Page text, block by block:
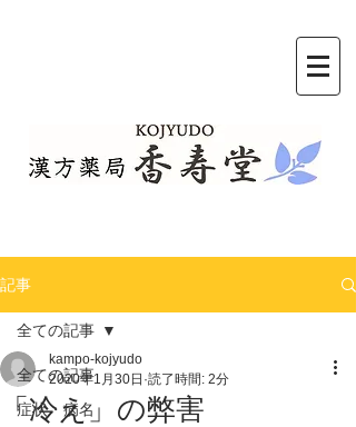
記事
全ての記事
症状・病名
全ての記事
「冷え」の弊害
kampo-kojyudo
2020年1月30日 読了時間: 2分